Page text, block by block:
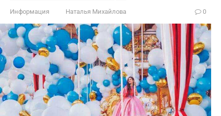
Информация Наталья Михайлова 0